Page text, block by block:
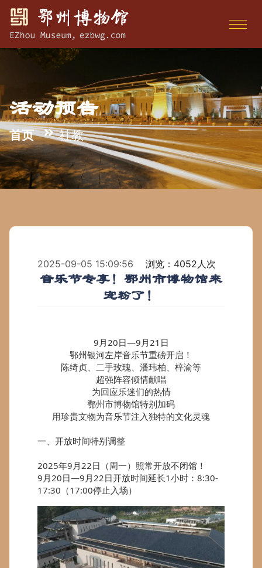
活动预告
首页 社教
2025-09-05 15:09:56 浏览：4052人次
音乐节专享！鄂州市博物馆来
宠粉了！
9月20日—9月21日
鄂州银河左岸音乐节重磅开启！
陈绮贞、二手玫瑰、潘玮柏、梓渝等
超强阵容倾情献唱
为回应乐迷们的热情
鄂州市博物馆特别加码
用珍贵文物为音乐节注入独特的文化灵魂
一、开放时间特别调整
2025年9月22日（周一）照常开放不闭馆！
9月20日—9月22日开放时间延长1小时：8:30-
17:30（17:00停止入场）